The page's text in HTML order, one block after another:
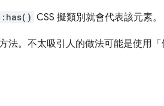
:has() CSS 擬類別就會代表該元素。
法。不太吸引人的做法可能是使用